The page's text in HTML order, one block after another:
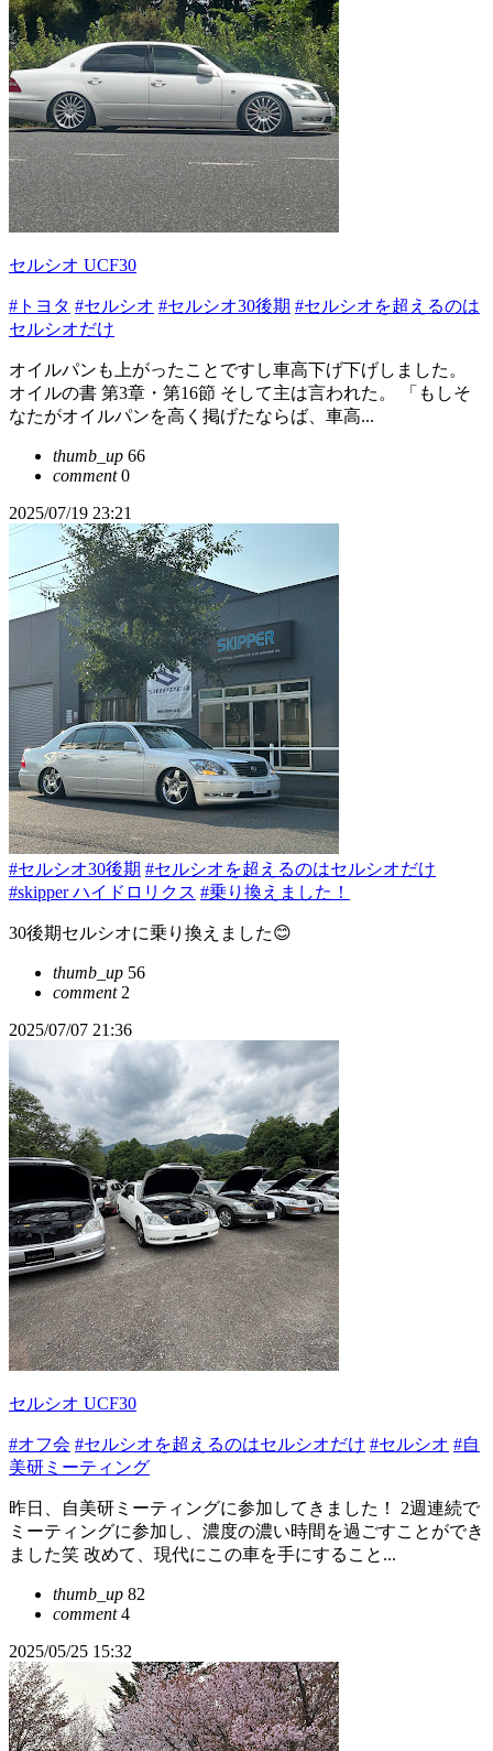
セルシオ UCF30
#トヨタ #セルシオ #セルシオ30後期 #セルシオを超えるのは
セルシオだけ
オイルパンも上がったことですし車高下げ下げしました。
オイルの書 第3章・第16節 そして主は言われた。 「もしそ
なたがオイルパンを高く掲げたならば、車高...
thumb_up 66
comment0
2025/07/19 23:21
#セルシオ30後期 #セルシオを超えるのはセルシオだけ
#skipper ハイドロリクス #乗り換えました！
30後期セルシオに乗り換えました😊
thumb_up 56
comment2
2025/07/07 21:36
セルシオ UCF30
#オフ会 #セルシオを超えるのはセルシオだけ #セルシオ #自
美研ミーティング
昨日、自美研ミーティングに参加してきました！ 2週連続で
ミーティングに参加し、濃度の濃い時間を過ごすことができ
ました笑 改めて、現代にこの車を手にすること...
thumb_up 82
comment4
2025/05/25 15:32